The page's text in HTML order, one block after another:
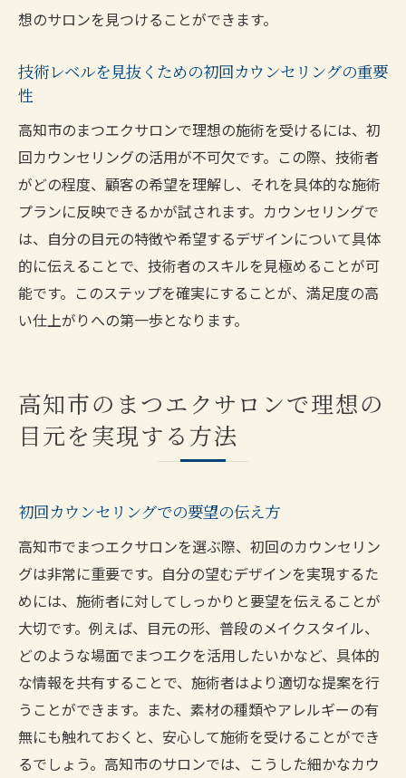
継続的な装着感を保つためのケア方法
得るためのヒント
評価の高いサロンの選び方
施術後のフォローと満足度向上の秘訣
評判を築くためのサロン戦略
技術向上のための継続的なサロンとの関係
サロンを選ぶ際に重視すべき技術的要素
想のサロンを見つけることができます。
技術レベルを見抜くための初回カウンセリングの重要
性
高知市のまつエクサロンで理想の施術を受けるには、初
回カウンセリングの活用が不可欠です。この際、技術者
がどの程度、顧客の希望を理解し、それを具体的な施術
プランに反映できるかが試されます。カウンセリングで
は、自分の目元の特徴や希望するデザインについて具体
的に伝えることで、技術者のスキルを見極めることが可
能です。このステップを確実にすることが、満足度の高
い仕上がりへの第一歩となります。
高知市のまつエクサロンで理想の
目元を実現する方法
初回カウンセリングでの要望の伝え方
高知市でまつエクサロンを選ぶ際、初回のカウンセリン
グは非常に重要です。自分の望むデザインを実現するた
めには、施術者に対してしっかりと要望を伝えることが
大切です。例えば、目元の形、普段のメイクスタイル、
どのような場面でまつエクを活用したいかなど、具体的
な情報を共有することで、施術者はより適切な提案を行
うことができます。また、素材の種類やアレルギーの有
無にも触れておくと、安心して施術を受けることができ
るでしょう。高知市のサロンでは、こうした細かなカウ